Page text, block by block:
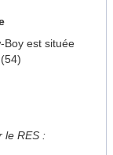
Boy est située
le RES :